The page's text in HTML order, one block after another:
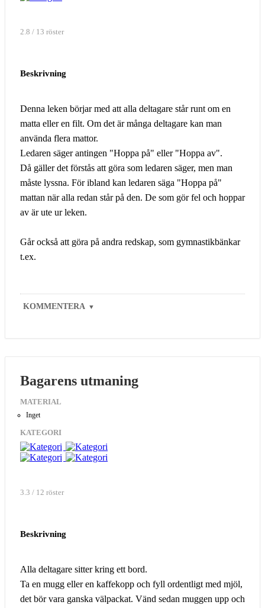
2.8 / 13 röster
Beskrivning
Denna leken börjar med att alla deltagare står runt om en
matta eller en filt. Om det är många deltagare kan man
använda flera mattor.
Ledaren säger antingen "Hoppa på" eller "Hoppa av".
Då gäller det förstås att göra som ledaren säger, men man
måste lyssna. För ibland kan ledaren säga "Hoppa på"
mattan när alla redan står på den. De som gör fel och hoppar
av är ute ur leken.
Går också att göra på andra redskap, som gymnastikbänkar
t.ex.
KOMMENTERA ▼
Bagarens utmaning
MATERIAL
Inget
KATEGORI
3.3 / 12 röster
Beskrivning
Alla deltagare sitter kring ett bord.
Ta en mugg eller en kaffekopp och fyll ordentligt med mjöl,
det bör vara ganska välpackat. Vänd sedan muggen upp och